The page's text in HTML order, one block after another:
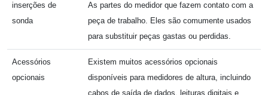
inserções de
sonda
As partes do medidor que fazem contato com a
peça de trabalho. Eles são comumente usados ​​
para substituir peças gastas ou perdidas.
Acessórios
opcionais
Existem muitos acessórios opcionais
disponíveis para medidores de altura, incluindo
cabos de saída de dados, leituras digitais e